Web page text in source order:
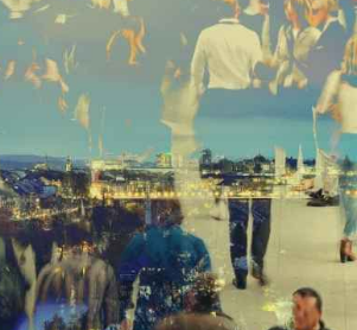
Archiv
DEUTSCH
FRANZÖSISCH